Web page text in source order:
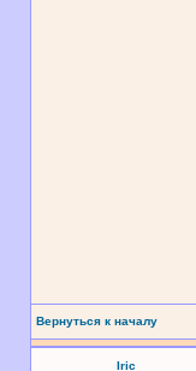
Вернуться к началу
Iric